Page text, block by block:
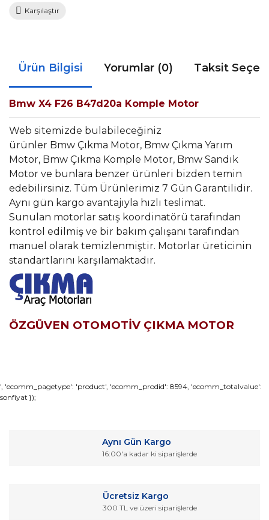
Karşılaştır
Ürün Bilgisi Yorumlar (0) Taksit
Bmw X4 F26 B47d20a Komple Motor
Web sitemizde bulabileceğiniz
ürünler Bmw Çıkma Motor, Bmw Çıkma Yarım
Motor, Bmw Çıkma Komple Motor, Bmw Sandık
Motor ve bunlara benzer ürünleri bizden temin
edebilirsiniz. Tüm Ürünlerimiz 7 Gün Garantilidir.
Aynı gün kargo avantajıyla hızlı teslimat.
Sunulan motorlar satış koordinatörü tarafından
kontrol edilmiş ve bir bakım çalışanı tarafından
manuel olarak temizlenmiştir. Motorlar üreticinin
standartlarını karşılamaktadır.
ÖZGÜVEN OTOMOTİV ÇIKMA MOTOR
Yorum Yaz
Bu ürünün fiyat bilgisi, resim, ürün açıklamalarında ve diğer
konularda yetersiz gördüğünüz noktaları öneri formunu
Ürün resmi kalitesiz, bozuk veya görüntülenemiyor.
Ürün fiyatı diğer sitelerden daha pahalı.
', 'ecomm_pagetype': 'product', 'ecomm_prodid': 8594, 'ecomm_totalvalue':
sonfiyat });
Aynı Gün Kargo
16:00'a kadar ki siparişlerde
Ücretsiz Kargo
300 TL ve üzeri siparişlerde